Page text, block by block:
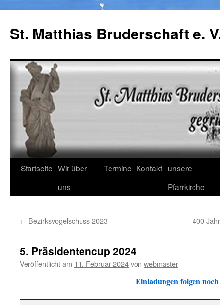
springen
St. Matthias Bruderschaft e.
Startseite Wir über
uns
Termine Kontakt unsere
Pfarrkirche
← Bezirksvogelschuss 2023 400
5. Präsidentencup 2024
Veröffentlicht am 11. Februar 2024von webmaster
Einladungen folgen noch